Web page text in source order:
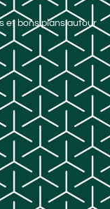
et bons plans autour